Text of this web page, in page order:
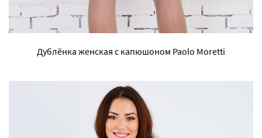
Дублёнка женская с капюшоном Paolo Moretti